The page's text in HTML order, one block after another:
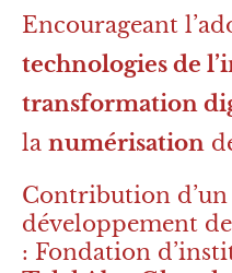
Encourageant
technologies de
transformation
la numérisation
Contribution
développement
: Fondation